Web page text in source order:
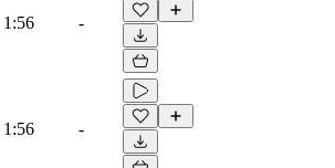
1:56 -
1:56 -